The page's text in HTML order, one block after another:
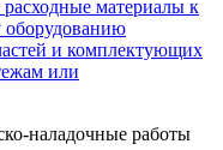
материалы к
оборудованию
и комплектующих
или
наладочные работы